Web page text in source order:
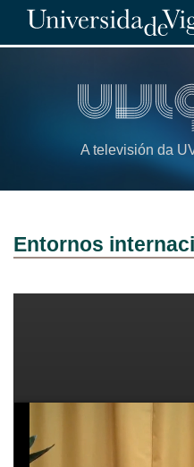
A televisión da
Entornos